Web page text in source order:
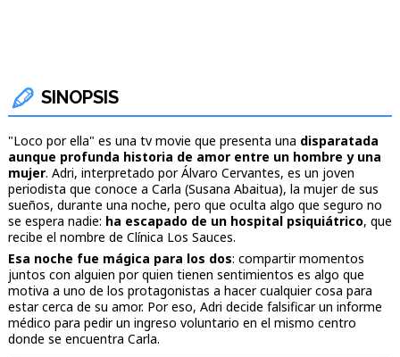
SINOPSIS
"Loco por ella" es una tv movie que presenta una disparatada
aunque profunda historia de amor entre un hombre y una
mujer. Adri, interpretado por Álvaro Cervantes, es un joven
periodista que conoce a Carla (Susana Abaitua), la mujer de sus
sueños, durante una noche, pero que oculta algo que seguro no
se espera nadie: ha escapado de un hospital psiquiátrico, que
recibe el nombre de Clínica Los Sauces.
Esa noche fue mágica para los dos: compartir momentos
juntos con alguien por quien tienen sentimientos es algo que
motiva a uno de los protagonistas a hacer cualquier cosa para
estar cerca de su amor. Por eso, Adri decide falsificar un informe
médico para pedir un ingreso voluntario en el mismo centro
donde se encuentra Carla.